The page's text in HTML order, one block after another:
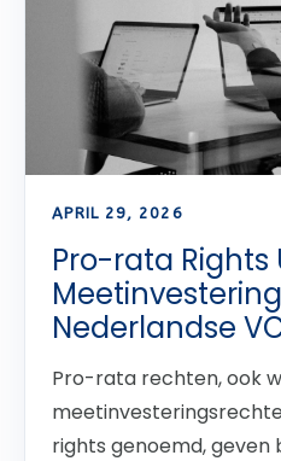
APRIL 29, 2026
Pro-rata Rights
Nederlandse
Pro-rata rechten, ook
rights genoemd, geven